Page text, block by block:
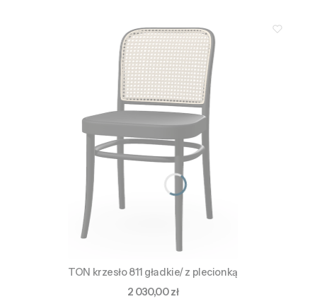
TON krzesło 811 gładkie/ z plecionką
Cena
2 030,00 zł